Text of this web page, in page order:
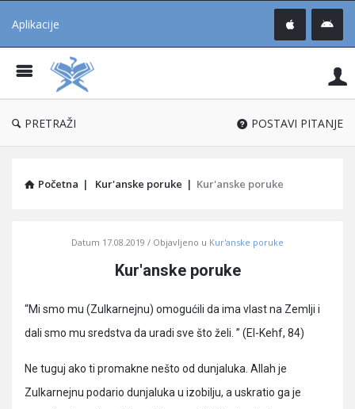
Aplikacije
®
PRETRAŽI POSTAVI PITANJE
Početna | Kur'anske poruke | Kur'anske poruke
Latest
Articles
Datum 17.08.2019 Objavljeno u Kur'anske poruke
Kur'anske poruke
“Mi smo mu (Zulkarnejnu) omogućili da ima vlast na Zemlji i
dali smo mu sredstva da uradi sve što želi. ” (El-Kehf, 84)
Ne tuguj ako ti promakne nešto od dunjaluka. Allah je
Zulkarnejnu podario dunjaluka u izobilju, a uskratio ga je